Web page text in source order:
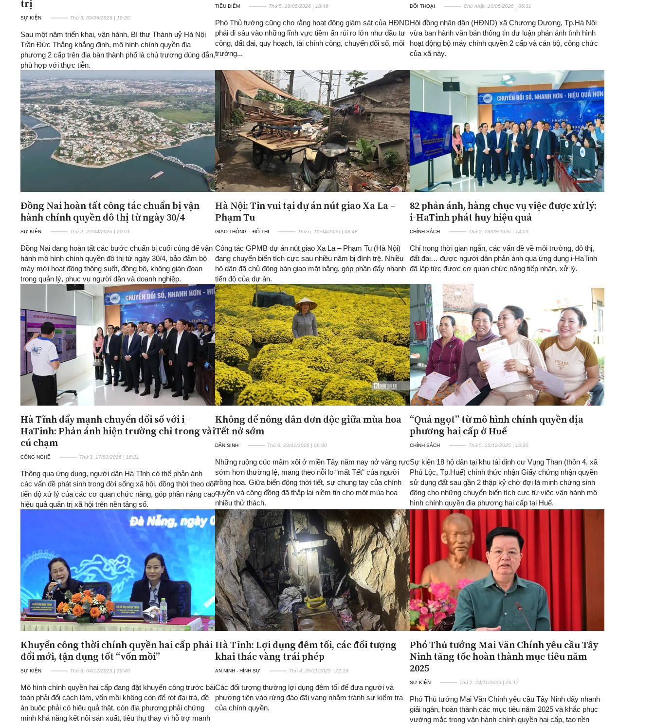
trị
SỰ KIỆN Thứ 3, 09/06/2026 | 19:20
Sau một năm triển khai, vận hành, Bí thư Thành uỷ Hà Nội
Trần Đức Thắng khẳng định, mô hình chính quyền địa
phương 2 cấp trên địa bàn thành phố là chủ trương đúng đắn,
phù hợp với thực tiễn.
TIÊU ĐIỂM Thứ 5, 28/05/2026 | 18:46
Phó Thủ tướng cũng cho rằng hoạt động giám sát của HĐND
phải đi sâu vào những lĩnh vực tiềm ẩn rủi ro lớn như đầu tư
công, đất đai, quy hoạch, tài chính công, chuyển đổi số, môi
trường...
ĐỐI THOẠI Chủ nhật, 10/05/2026 | 06:31
Hội đồng nhân dân (HĐND) xã Chương Dương, Tp.Hà Nội
vừa ban hành văn bản thông tin dư luận phản ánh tình hình
hoạt động bộ máy chính quyền 2 cấp và cán bộ, công chức
của xã này.
Đồng Nai hoàn tất công tác chuẩn bị vận
hành chính quyền đô thị từ ngày 30/4
SỰ KIỆN Thứ 2, 27/04/2026 | 20:01
Đồng Nai đang hoàn tất các bước chuẩn bị cuối cùng để vận
hành mô hình chính quyền đô thị từ ngày 30/4, bảo đảm bộ
máy mới hoạt động thông suốt, đồng bộ, không gián đoạn
trong quản lý, phục vụ người dân và doanh nghiệp.
Hà Nội: Tin vui tại dự án nút giao Xa La –
Phạm Tu
GIAO THÔNG – ĐÔ THỊ Thứ 6, 10/04/2026 | 08:48
Công tác GPMB dự án nút giao Xa La – Phạm Tu (Hà Nội)
đang chuyển biến tích cực sau nhiều năm bị đình trệ. Nhiều
hộ dân đã chủ động bàn giao mặt bằng, góp phần đẩy nhanh
tiến độ của dự án.
82 phản ánh, hàng chục vụ việc được xử lý:
i-HaTinh phát huy hiệu quả
CHÍNH SÁCH Thứ 2, 23/03/2026 | 14:59
Chỉ trong thời gian ngắn, các vấn đề về môi trường, đô thị,
đất đai… được người dân phản ánh qua ứng dụng i-HaTinh
đã lập tức được cơ quan chức năng tiếp nhận, xử lý.
Hà Tĩnh đẩy mạnh chuyển đổi số với i-
HaTinh: Phản ánh hiện trường chỉ trong vài
cú chạm
CÔNG NGHỆ Thứ 3, 17/03/2026 | 16:21
Thông qua ứng dụng, người dân Hà Tĩnh có thể phản ánh
các vấn đề phát sinh trong đời sống xã hội, đồng thời theo dõi
tiến độ xử lý của các cơ quan chức năng, góp phần nâng cao
hiệu quả quản trị xã hội trên nền tảng số.
Không để nông dân đơn độc giữa mùa hoa
Tết nở sớm
DÂN SINH Thứ 6, 23/01/2026 | 06:30
Những ruộng cúc mâm xôi ở miền Tây năm nay nở vàng rực
sớm hơn thường lệ, mang theo nỗi lo “mất Tết” của người
trồng hoa. Giữa biến động thời tiết, sự chung tay của chính
quyền và cộng đồng đã thắp lại niềm tin cho một mùa hoa
nhiều thử thách.
“Quả ngọt” từ mô hình chính quyền địa
phương hai cấp ở Huế
CHÍNH SÁCH Thứ 5, 25/12/2025 | 16:30
Sự kiện 18 hộ dân tại khu tái định cư Vụng Than (thôn 4, xã
Phú Lộc, Tp.Huế) chính thức nhận Giấy chứng nhận quyền
sử dụng đất sau gần 2 thập kỷ chờ đợi là minh chứng sinh
động cho những chuyển biến tích cực từ việc vận hành mô
hình chính quyền địa phương hai cấp tại Huế.
Khuyến công thời chính quyền hai cấp phải
đổi mới, tận dụng tốt “vốn mồi”
SỰ KIỆN Thứ 5, 04/12/2025 | 20:40
Mô hình chính quyền hai cấp đang đặt khuyến công trước bài
toán phải đổi cách làm, vốn mồi không còn để rót đại trà, đề
án buộc phải có hiệu quả thật, còn địa phương phải chứng
minh khả năng kết nối sản xuất, tiêu thụ thay vì hỗ trợ manh
Hà Tĩnh: Lợi dụng đêm tối, các đối tượng
khai thác vàng trái phép
AN NINH - HÌNH SỰ Thứ 4, 26/11/2025 | 22:15
Các đối tượng thường lợi dụng đêm tối để đưa người và
phương tiện vào rừng đào đãi vàng nhằm tránh sự kiểm tra
của chính quyền.
Phó Thủ tướng Mai Văn Chính yêu cầu Tây
Ninh tăng tốc hoàn thành mục tiêu năm
2025
SỰ KIỆN Thứ 2, 24/11/2025 | 16:17
Phó Thủ tướng Mai Văn Chính yêu cầu Tây Ninh đẩy nhanh
giải ngân, hoàn thành các mục tiêu năm 2025 và khắc phục
vướng mắc trong vận hành chính quyền hai cấp, tạo nền